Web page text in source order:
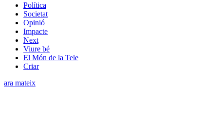
Política
Societat
Opinió
Impacte
Next
Viure bé
El Món de la Tele
Criar
ara mateix